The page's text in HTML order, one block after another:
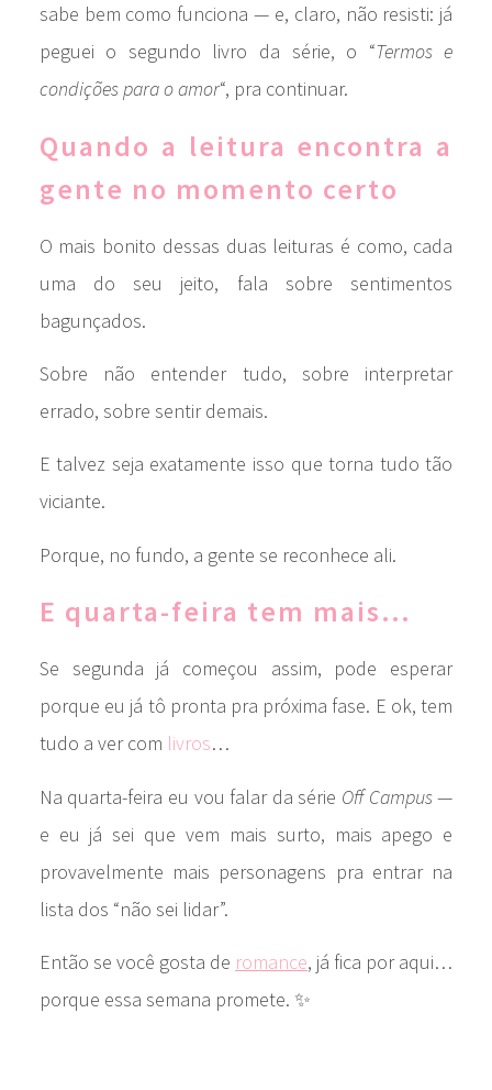
sabe bem como funciona — e, claro, não resisti: já
peguei o segundo livro da série, o “Termos e
condições para o amor“, pra continuar.
Quando a leitura encontra a
gente no momento certo
O mais bonito dessas duas leituras é como, cada
uma do seu jeito, fala sobre sentimentos
bagunçados.
Sobre não entender tudo, sobre interpretar
errado, sobre sentir demais.
E talvez seja exatamente isso que torna tudo tão
viciante.
Porque, no fundo, a gente se reconhece ali.
E quarta-feira tem mais…
Se segunda já começou assim, pode esperar
porque eu já tô pronta pra próxima fase. E ok, tem
tudo a ver com livros…
Na quarta-feira eu vou falar da série Off Campus—
e eu já sei que vem mais surto, mais apego e
provavelmente mais personagens pra entrar na
lista dos “não sei lidar”.
Então se você gosta de romance, já fica por aqui…
porque essa semana promete. ✨